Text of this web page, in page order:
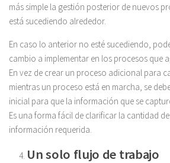
más simple la gestión posterior de nuevos
está sucediendo alrededor.
En caso lo anterior no esté sucediendo,
cambio a implementar en los procesos que
En vez de crear un proceso adicional para
mientras un proceso está en marcha, se
inicial para que la información que se
Es una forma fácil de clarificar la cantidad
información requerida.
Un solo flujo de trabajo